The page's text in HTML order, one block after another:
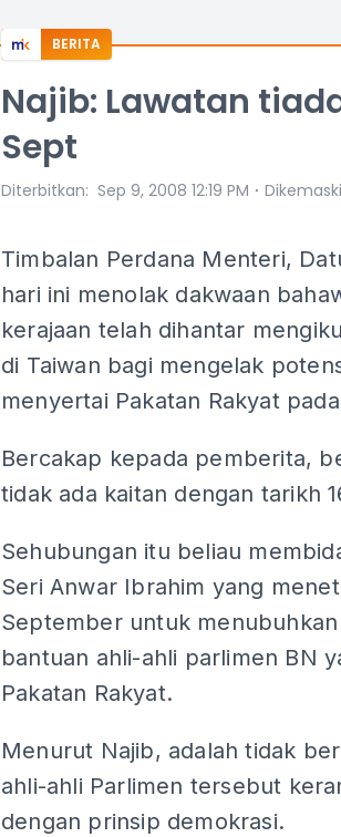
BERITA
Najib: Lawatan
Sept
Diterbitkan: Sep 9, 2008 12:19 PM ⋅
Timbalan Perdana Menteri,
hari ini menolak dakwaan
kerajaan telah dihantar
di Taiwan bagi mengelak
menyertai Pakatan Rakyat
Bercakap kepada pemberita,
tidak ada kaitan dengan tarikh
Sehubungan itu beliau
Seri Anwar Ibrahim yang
September untuk
bantuan ahli-ahli parlimen BN
Pakatan Rakyat.
Menurut Najib, adalah tidak
ahli-ahli Parlimen tersebut
dengan prinsip demokrasi.